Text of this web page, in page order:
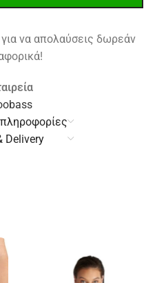
να απολαύσεις δωρεάν
Delivery